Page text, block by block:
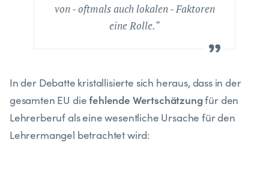
von - oftmals auch lokalen - Faktoren
eine Rolle.“
In der Debatte kristallisierte sich heraus, dass in der
gesamten EU diefehlende Wertschätzungfür den
Lehrerberuf als eine wesentliche Ursache für den
Lehrermangel betrachtet wird: